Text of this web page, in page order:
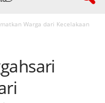
Warga dari Kecelakaan